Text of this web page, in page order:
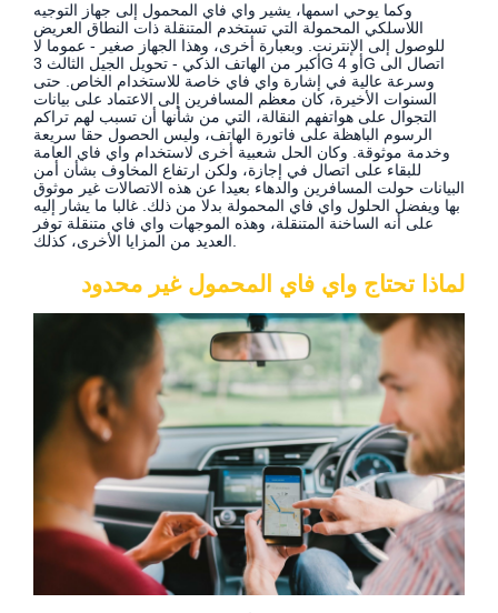
وكما يوحي اسمها، يشير واي فاي المحمول إلى جهاز التوجيه
اللاسلكي المحمولة التي تستخدم المتنقلة ذات النطاق العريض
للوصول إلى الإنترنت. وبعبارة أخرى، وهذا الجهاز صغير - عموما لا
أكبر من الهاتف الذكي - تحويل الجيل الثالث 3G أو 4G اتصال الى
وسرعة عالية في إشارة واي فاي خاصة للاستخدام الخاص. حتى
السنوات الأخيرة، كان معظم المسافرين إلى الاعتماد على بيانات
التجوال على هواتفهم النقالة، التي من شأنها أن تسبب لهم تراكم
الرسوم الباهظة على فاتورة الهاتف، وليس الحصول حقا سريعة
وخدمة موثوقة. وكان الحل شعبية أخرى لاستخدام واي فاي العامة
للبقاء على اتصال في إجازة، ولكن ارتفاع المخاوف بشأن أمن
البيانات حولت المسافرين والدهاء بعيدا عن هذه الاتصالات غير موثوق
بها ويفضل الحلول واي فاي المحمولة بدلا من ذلك. غالبا ما يشار إليه
على أنه الساخنة المتنقلة، وهذه الموجهات واي فاي متنقلة توفر
لماذا تحتاج واي فاي المحمول غير محدود